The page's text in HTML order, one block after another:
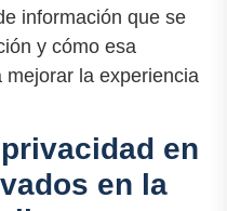
información que se
y cómo esa
la experiencia
en
en la